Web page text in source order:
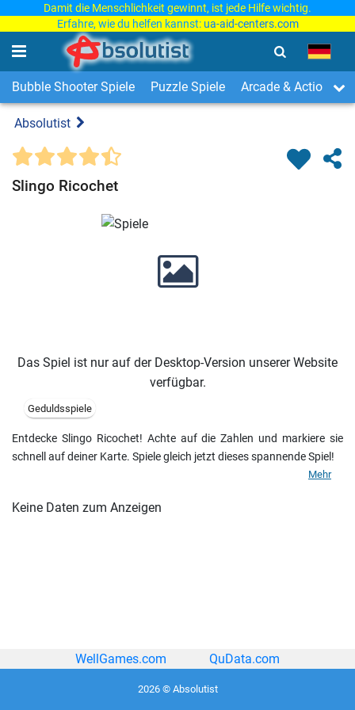
Damit die Menschlichkeit gewinnt, ist jede Hilfe wichtig.
Erfahre, wie du helfen kannst: ua-aid-centers.com
Bubble Shooter Spiele Puzzle Spiele Arcade & Action
Absolutist
Slingo Ricochet
Das Spiel ist nur auf der Desktop-Version unserer Website
verfügbar.
Geduldsspiele
Entdecke Slingo Ricochet! Achte auf die Zahlen und markiere sie
schnell auf deiner Karte. Spiele gleich jetzt dieses spannende Spiel!
Mehr
Keine Daten zum Anzeigen
WellGames.com QuData.com
2026 © Absolutist